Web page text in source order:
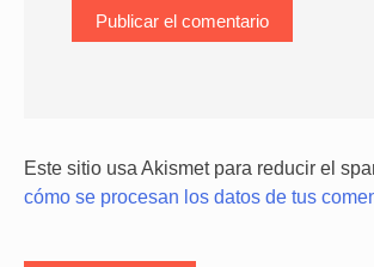
Este sitio usa Akismet para reducir el
cómo se procesan los datos de tus